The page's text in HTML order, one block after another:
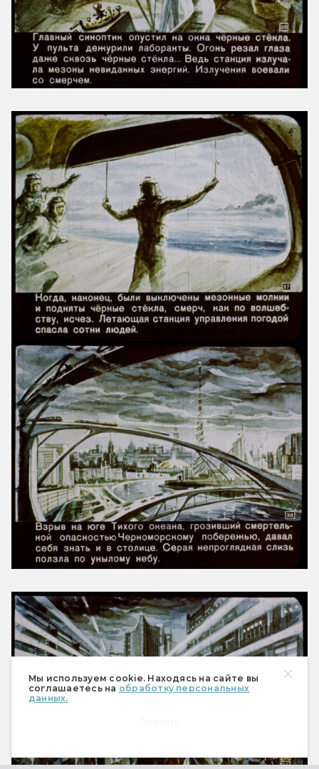
Мы используем cookie. Находясь на сайте вы
соглашаетесь на обработку персональных
данных.